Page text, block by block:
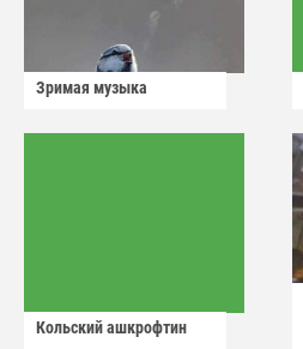
Зримая музыка
Кольский ашкрофтин